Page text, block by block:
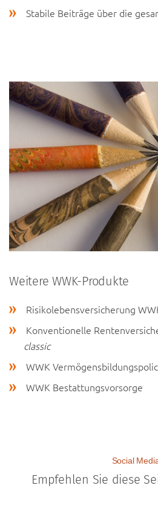
Stabile Beiträge über die
Weitere WWK-Produkte
Risikolebensversicherung
Konventionelle
classic
WWK
WWK Bestattungsvorsorge
Empfehlen Sie diese
Social